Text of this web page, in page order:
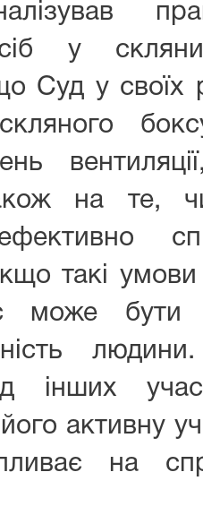
у
Суд у своїх
на те,
такі
може бути
інших
активну
на